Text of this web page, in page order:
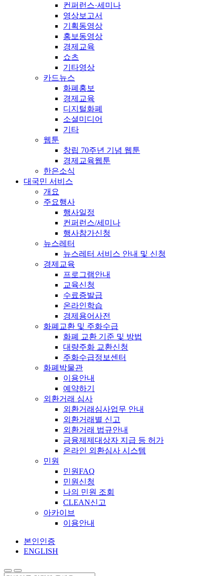
컨퍼런스·세미나
영상보고서
기획동영상
홍보동영상
경제교육
쇼츠
기타영상
카드뉴스
화폐홍보
경제교육
디지털화폐
소셜미디어
기타
웹툰
창립 70주년 기념 웹툰
경제교육웹툰
한은소식
대국민 서비스
개요
주요행사
행사일정
컨퍼런스/세미나
행사참가신청
뉴스레터
뉴스레터 서비스 안내 및 신청
경제교육
프로그램안내
교육신청
수료증발급
온라인학습
경제용어사전
화폐교환 및 주화수급
화폐 교환 기준 및 방법
대량주화 교환신청
주화수급정보센터
화폐박물관
이용안내
예약하기
외환거래 심사
외환거래심사업무 안내
외환거래별 신고
외환거래 법규안내
금융제제대상자 지급 등 허가
온라인 외환심사 시스템
민원
민원FAQ
민원신청
나의 민원 조회
CLEAN신고
아카이브
이용안내
본인인증
ENGLISH